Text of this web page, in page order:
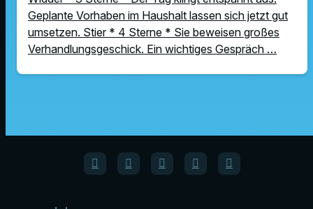
Geplante Vorhaben im Haushalt lassen sich jetzt gut
umsetzen. Stier * 4 Sterne * Sie beweisen großes
Verhandlungsgeschick. Ein wichtiges Gespräch …